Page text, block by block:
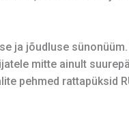
ja jõudluse
mitte ainult
pehmed rattapüksid